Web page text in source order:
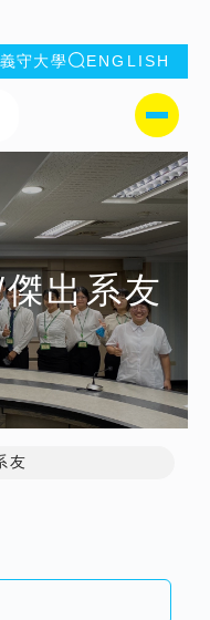
:::
義守大學 全站搜索
ENGLISH
義守大學
側選單
出系友
友